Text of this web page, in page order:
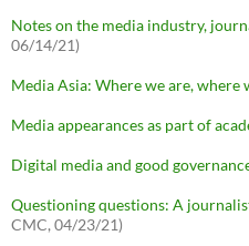
Notes on the media industry,
06/14/21)
Media Asia: Where we are, where
Media appearances as part of
Digital media and good
Questioning questions: A
CMC, 04/23/21)